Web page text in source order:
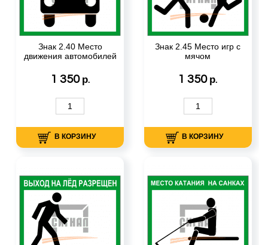
Знак 2.40 Место
движения автомобилей
1 350 р.
В КОРЗИНУ
Знак 2.45 Место игр с
мячом
1 350 р.
В КОРЗИНУ